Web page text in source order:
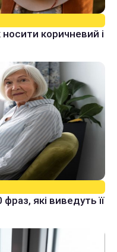
коричневий і
які виведуть її